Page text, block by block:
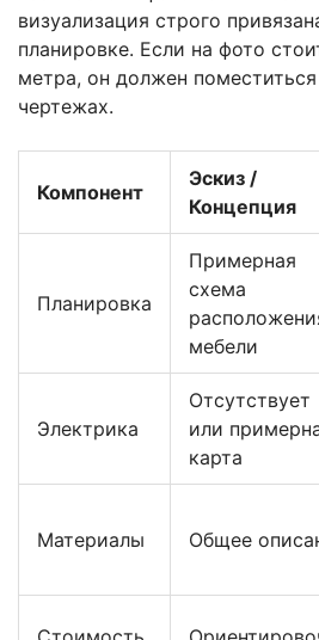
визуализация строго
планировке. Если на фото
метра, он должен
чертежах.
Компонент
Эскиз /
Концепция
Планировка
Примерная
схема
мебели
Электрика
Отсутствует
или
карта
Материалы Общее